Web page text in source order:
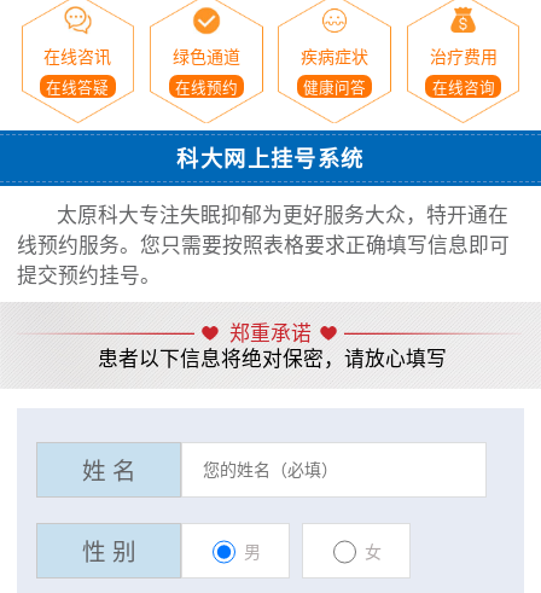
在线咨讯
在线答疑
绿色通道
在线预约
疾病症状
健康问答
治疗费用
在线咨询
科大网上挂号系统
太原科大专注失眠抑郁为更好服务大众，特开通在
线预约服务。您只需要按照表格要求正确填写信息即可
提交预约挂号。
郑重承诺
患者以下信息将绝对保密，请放心填写
姓 名
性 别 男 女